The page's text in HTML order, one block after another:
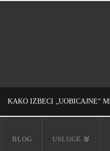
BLOG USLUGE